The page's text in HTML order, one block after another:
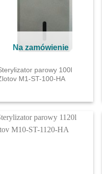
Na zamówienie
parowy 100l
M1-ST-100-HA